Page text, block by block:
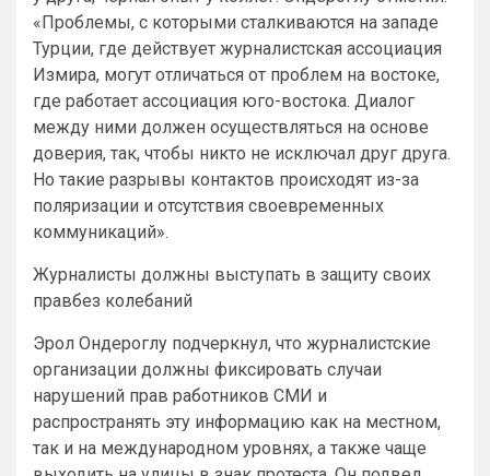
«Проблемы, с которыми сталкиваются на западе
Турции, где действует журналистская ассоциация
Измира, могут отличаться от проблем на востоке,
где работает ассоциация юго-востока. Диалог
между ними должен осуществляться на основе
доверия, так, чтобы никто не исключал друг друга.
Но такие разрывы контактов происходят из-за
поляризации и отсутствия своевременных
коммуникаций».
Журналисты должны выступать в защиту своих
правбез колебаний
Эрол Ондероглу подчеркнул, что журналистские
организации должны фиксировать случаи
нарушений прав работников СМИ и
распространять эту информацию как на местном,
так и на международном уровнях, а также чаще